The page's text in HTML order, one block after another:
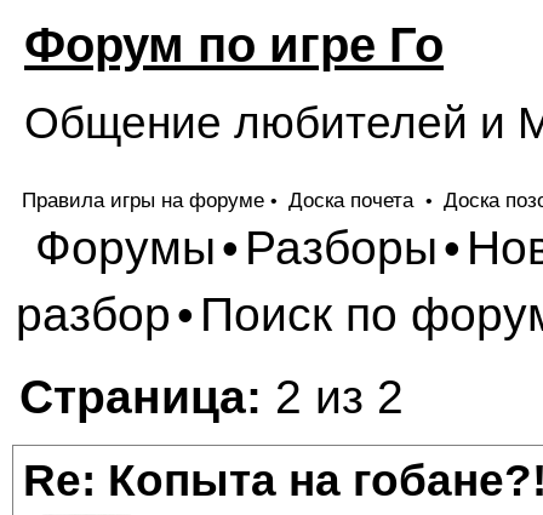
Форум по игре Го
Общение любителей и
Правила игры на форуме • Доска почета • Доска
Форумы• Разборы•
разбор• Поиск по
Страница: 2 из 2
Re: Копыта на